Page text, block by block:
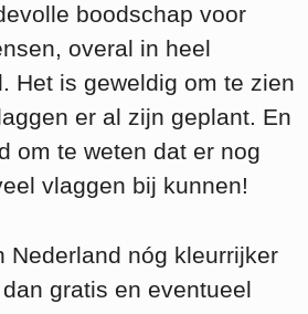
boodschap voor
overal in heel
Het is geweldig om te zien
er al zijn geplant. En
om te weten dat er nog
vlaggen bij kunnen!
Nederland nóg kleurrijker
gratis en eventueel